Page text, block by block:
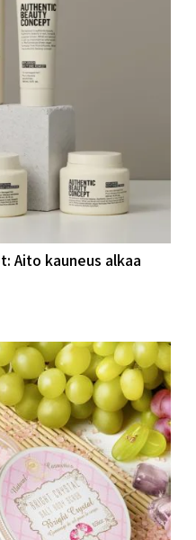
Aito kauneus alkaa